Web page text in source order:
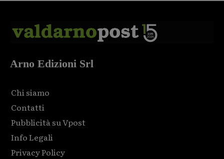
Arno Edizioni Srl
Chi siamo
Contatti
Pubblicità su Vpost
Info Legali
Privacy Policy